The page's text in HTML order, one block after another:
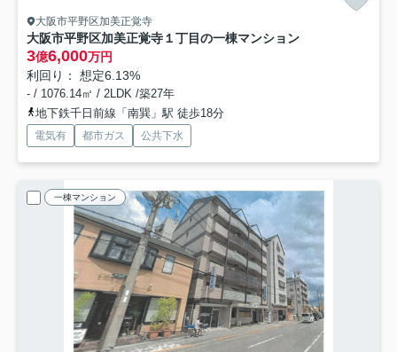
大阪市平野区加美正覚寺
大阪市平野区加美正覚寺１丁目の一棟マンション
3億6,000万円
利回り： 想定6.13%
- / 1076.14㎡ / 2LDK /築27年
地下鉄千日前線「南巽」駅 徒歩18分
電気有 都市ガス 公共下水
一棟マンション